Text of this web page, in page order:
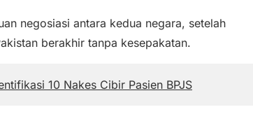
negosiasi antara kedua negara, setelah
berakhir tanpa kesepakatan.
10 Nakes Cibir Pasien BPJS